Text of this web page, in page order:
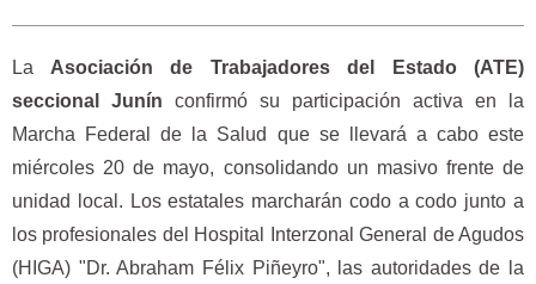
La Asociación de Trabajadores del Estado (ATE)
seccional Junín confirmó su participación activa en la
Marcha Federal de la Salud que se llevará a cabo este
miércoles 20 de mayo, consolidando un masivo frente de
unidad local. Los estatales marcharán codo a codo junto a
los profesionales del Hospital Interzonal General de Agudos
(HIGA) "Dr. Abraham Félix Piñeyro", las autoridades de la